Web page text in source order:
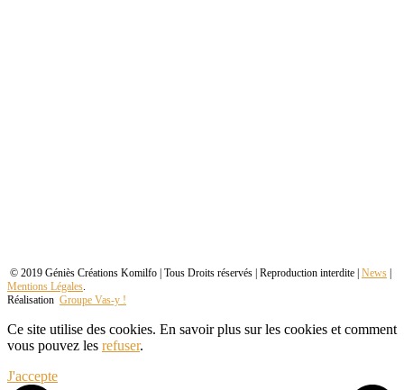
© 2019 Géniès Créations Komilfo | Tous Droits réservés | Reproduction interdite | News
Mentions Légales.
Réalisation Groupe Vas-y !
Ce site utilise des cookies. En savoir plus sur les cookies et comment
vous pouvez les refuser.
J'accepte